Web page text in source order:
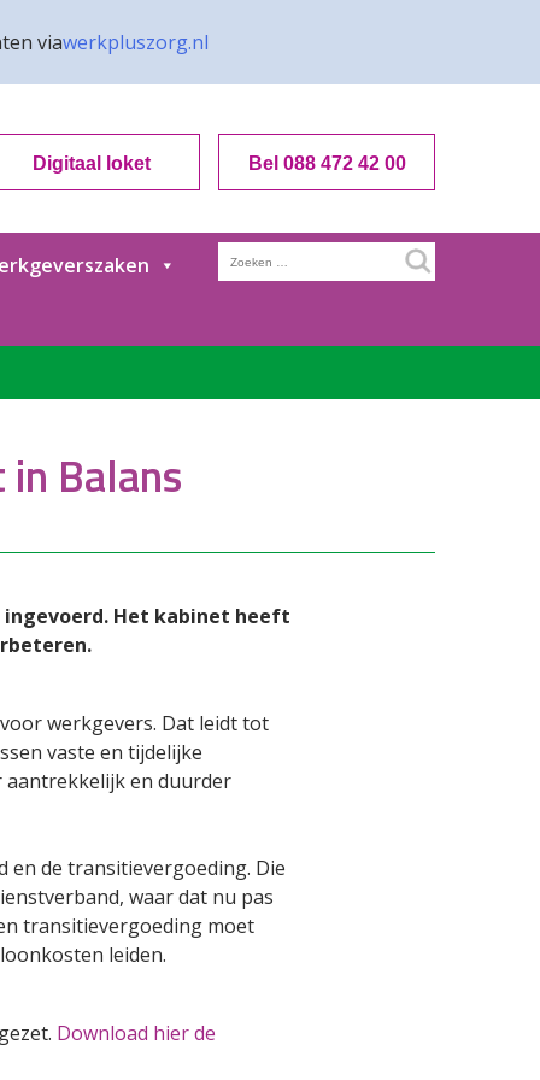
viawerkpluszorg.nl
Digitaal loket Bel 088 472 42 00
Zoeken
naar:
Balans
ingevoerd. Het kabinet heeft
werkgevers. Dat leidt tot
vaste en tijdelijke
aantrekkelijk en duurder
de transitievergoeding. Die
waar dat nu pas
transitievergoeding moet
leiden.
Download hier de